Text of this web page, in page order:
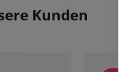
Kunden